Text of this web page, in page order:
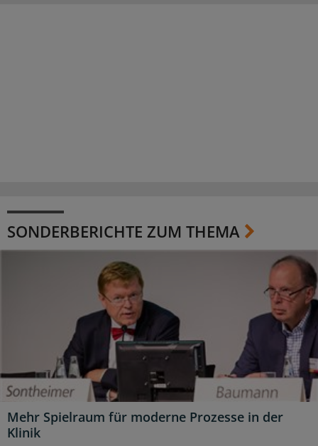
SONDERBERICHTE ZUM THEMA
Mehr Spielraum für moderne Prozesse in der
Klinik